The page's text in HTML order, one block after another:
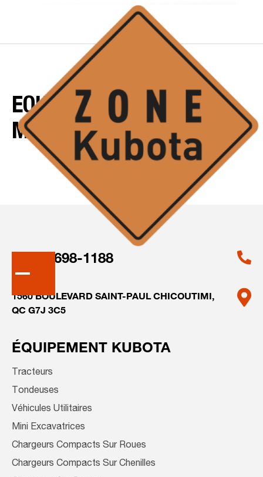
EQUIPMENTS-SERIE-
MODEL-TEST
1-418-698-1188
1560 BOULEVARD SAINT-PAULCHICOUTIMI,
QC G7J 3C5
ÉQUIPEMENT KUBOTA
Tracteurs
Tondeuses
Véhicules Utilitaires
Mini Excavatrices
Chargeurs Compacts Sur Roues
Chargeurs Compacts Sur Chenilles